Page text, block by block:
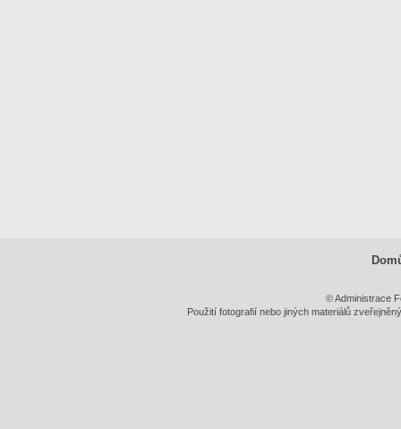
© Administrace
Použití fotografií nebo jiných materiálů